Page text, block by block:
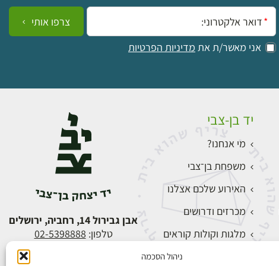
ניהול הסכמה
אימייל:
אני מאשר/ת את מדיניות הפרטיות
צרפו אותי
יד בן-צבי
מי אנחנו?
משפחת בן־צבי
האירוע שלכם אצלנו
מכרזים ודרושים
מלגות וקולות קוראים
אבן גבירול 14, רחביה, ירושלים
טלפון: 02-5398888